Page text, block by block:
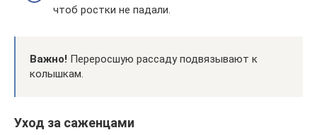
чтоб ростки не падали.
Важно! Переросшую рассаду подвязывают к
колышкам.
Уход за саженцами